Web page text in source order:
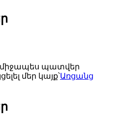
պատվեր
մեր կայք՝Առցանց